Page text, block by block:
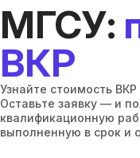
МГСУ:
ВКР
Узнайте стоимость
Оставьте заявку — и
квалификационную
выполненную в срок и